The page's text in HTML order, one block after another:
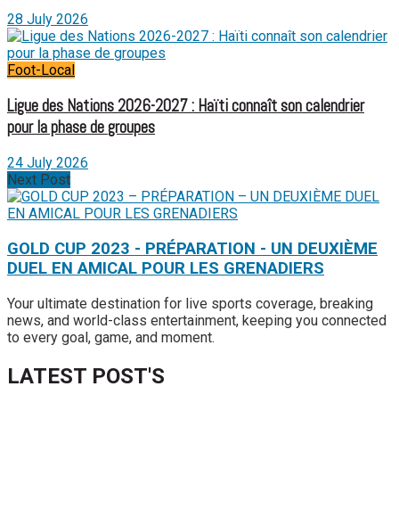
28 July 2026
Foot-Local
Ligue des Nations 2026-2027 : Haïti connaît son calendrier
pour la phase de groupes
24 July 2026
Next Post
GOLD CUP 2023 - PRÉPARATION - UN DEUXIÈME
DUEL EN AMICAL POUR LES GRENADIERS
Your ultimate destination for live sports coverage, breaking
news, and world-class entertainment, keeping you connected
to every goal, game, and moment.
LATEST POST'S